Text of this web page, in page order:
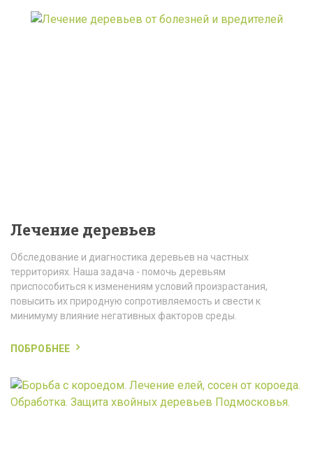
Лечение деревьев
Обследование и диагностика деревьев на частных
территориях. Наша задача - помочь деревьям
приспособиться к изменениям условий произрастания,
повысить их природную сопротивляемость и свести к
минимуму влияние негативных факторов среды.
ПОБРОБНЕЕ